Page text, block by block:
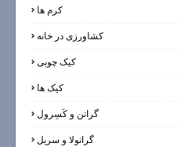
کرم ها
کشاورزی در خانه
کیک چوبی
کیک ها
گراتن و كَسِرول
گرانولا و سريل